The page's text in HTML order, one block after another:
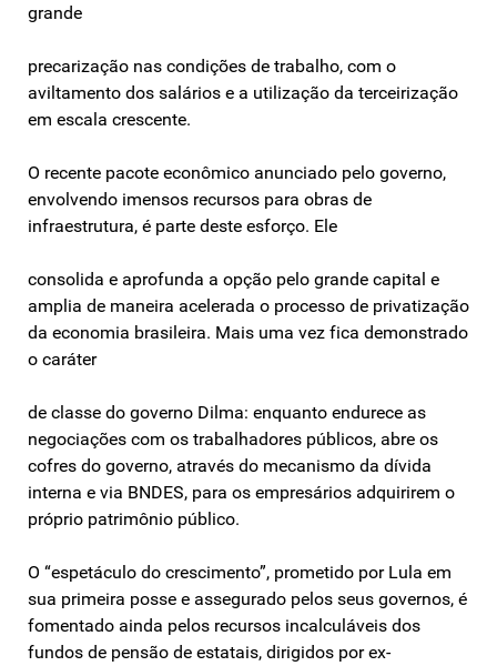
grande
precarização nas condições de trabalho, com o
aviltamento dos salários e a utilização da terceirização
em escala crescente.
O recente pacote econômico anunciado pelo governo,
envolvendo imensos recursos para obras de
infraestrutura, é parte deste esforço. Ele
consolida e aprofunda a opção pelo grande capital e
amplia de maneira acelerada o processo de privatização
da economia brasileira. Mais uma vez fica demonstrado
o caráter
de classe do governo Dilma: enquanto endurece as
negociações com os trabalhadores públicos, abre os
cofres do governo, através do mecanismo da dívida
interna e via BNDES, para os empresários adquirirem o
próprio patrimônio público.
O “espetáculo do crescimento”, prometido por Lula em
sua primeira posse e assegurado pelos seus governos, é
fomentado ainda pelos recursos incalculáveis dos
fundos de pensão de estatais, dirigidos por ex-